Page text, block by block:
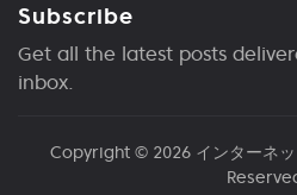
Subscribe
Get all the latest posts
inbox.
Copyright © 2026 インターネ